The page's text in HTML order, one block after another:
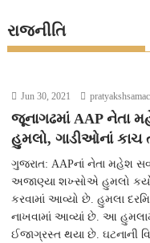
રાજનીતિ
Jun 30, 2021
જૂનાગઢમાં AAP નેતા
હુમલો, ગાડીઓનાં કાચ
ગુજરાત: AAPનાં નેતા મહેશ
અજાણ્યા શખ્સોએ હુમલો
કરવામાં આવ્યો છે. હુમલા
નાખવામાં આવ્યાં છે. આ
ઈજાગ્રસ્ત થયા છે. ઘટનાની